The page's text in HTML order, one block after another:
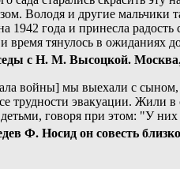
Володя и другие мальчики
1942 года и принесла
время тянулось в ожиданиях
с Н. М. Высоцкой.
войны] мы выехали с сыном,
трудности эвакуации. Жили
говоря при этом: "У
Ф. Носид он совесть